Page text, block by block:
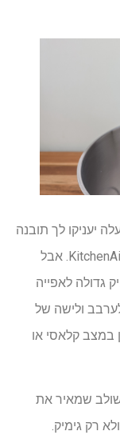
יעניקו לך תובנה
טובה לגבי הפונקציונליות של KitchenAid Artisan Plus. אבל
של 5 ליטר, מספיק גדולה לאפייה
ולישה של
בהן במצב קלאסי או
שמאיר את
רק גימיק.